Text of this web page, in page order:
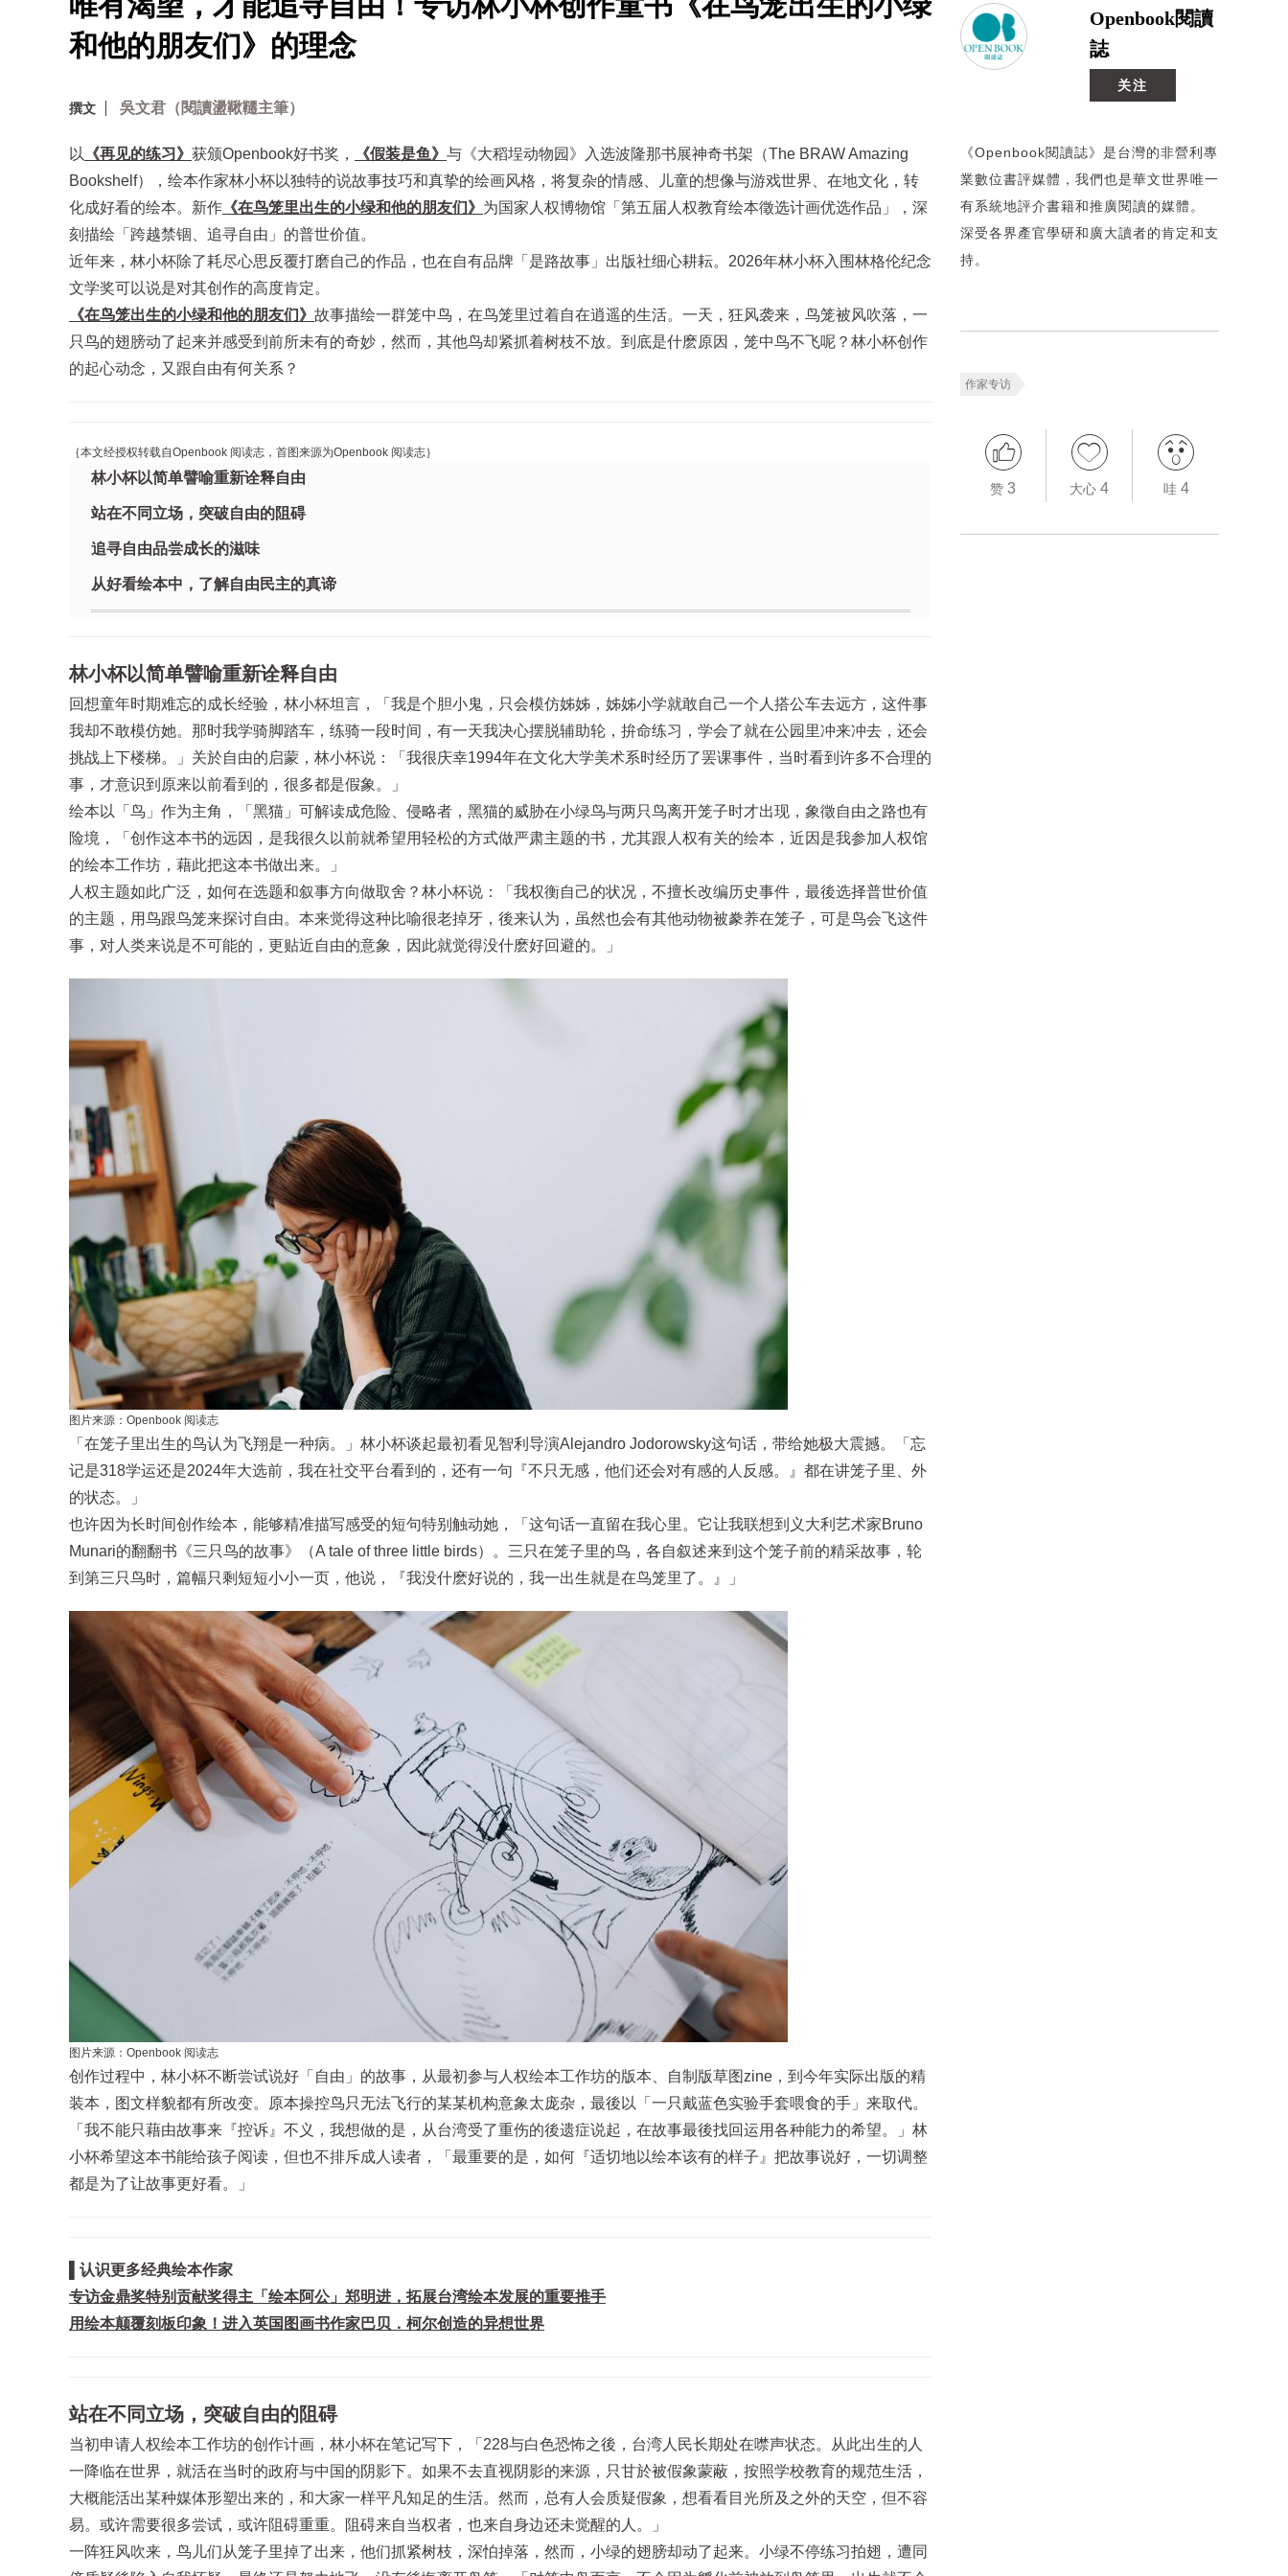
和他的朋友们》的理念
撰文 吳文君（閱讀盪鞦韆主筆）
以 《再见的练习》 获颁Openbook好书奖， 《假装是鱼》 与《大稻埕动物园》入选波隆那书展神奇书架（The BRAW Amazing
Bookshelf），绘本作家林小杯以独特的说故事技巧和真挚的绘画风格，将复杂的情感、儿童的想像与游戏世界、在地文化，转
化成好看的绘本。新作 《在鸟笼里出生的小绿和他的朋友们》 为国家人权博物馆「第五届人权教育绘本徵选计画优选作品」，深
刻描绘「跨越禁锢、追寻自由」的普世价值。
近年来，林小杯除了耗尽心思反覆打磨自己的作品，也在自有品牌「是路故事」出版社细心耕耘。2026年林小杯入围林格伦纪念
文学奖可以说是对其创作的高度肯定。
《在鸟笼出生的小绿和他的朋友们》 故事描绘一群笼中鸟，在鸟笼里过着自在逍遥的生活。一天，狂风袭来，鸟笼被风吹落，一
只鸟的翅膀动了起来并感受到前所未有的奇妙，然而，其他鸟却紧抓着树枝不放。到底是什麽原因，笼中鸟不飞呢？林小杯创作
的起心动念，又跟自由有何关系？
｛本文经授权转载自Openbook 阅读志，首图来源为Openbook 阅读志｝
林小杯以简单譬喻重新诠释自由
站在不同立场，突破自由的阻碍
追寻自由品尝成长的滋味
从好看绘本中，了解自由民主的真谛
林小杯以简单譬喻重新诠释自由
回想童年时期难忘的成长经验，林小杯坦言，「我是个胆小鬼，只会模仿姊姊，姊姊小学就敢自己一个人搭公车去远方，这件事
我却不敢模仿她。那时我学骑脚踏车，练骑一段时间，有一天我决心摆脱辅助轮，拚命练习，学会了就在公园里冲来冲去，还会
挑战上下楼梯。」关於自由的启蒙，林小杯说：「我很庆幸1994年在文化大学美术系时经历了罢课事件，当时看到许多不合理的
事，才意识到原来以前看到的，很多都是假象。」
绘本以「鸟」作为主角，「黑猫」可解读成危险、侵略者，黑猫的威胁在小绿鸟与两只鸟离开笼子时才出现，象徵自由之路也有
险境，「创作这本书的远因，是我很久以前就希望用轻松的方式做严肃主题的书，尤其跟人权有关的绘本，近因是我参加人权馆
的绘本工作坊，藉此把这本书做出来。」
人权主题如此广泛，如何在选题和叙事方向做取舍？林小杯说：「我权衡自己的状况，不擅长改编历史事件，最後选择普世价值
的主题，用鸟跟鸟笼来探讨自由。本来觉得这种比喻很老掉牙，後来认为，虽然也会有其他动物被豢养在笼子，可是鸟会飞这件
事，对人类来说是不可能的，更贴近自由的意象，因此就觉得没什麽好回避的。」
图片来源：Openbook 阅读志
「在笼子里出生的鸟认为飞翔是一种病。」林小杯谈起最初看见智利导演Alejandro Jodorowsky这句话，带给她极大震撼。「忘
记是318学运还是2024年大选前，我在社交平台看到的，还有一句『不只无感，他们还会对有感的人反感。』都在讲笼子里、外
的状态。」
也许因为长时间创作绘本，能够精准描写感受的短句特别触动她，「这句话一直留在我心里。它让我联想到义大利艺术家Bruno
Munari的翻翻书《三只鸟的故事》（A tale of three little birds）。三只在笼子里的鸟，各自叙述来到这个笼子前的精采故事，轮
到第三只鸟时，篇幅只剩短短小小一页，他说，『我没什麽好说的，我一出生就是在鸟笼里了。』」
图片来源：Openbook 阅读志
创作过程中，林小杯不断尝试说好「自由」的故事，从最初参与人权绘本工作坊的版本、自制版草图zine，到今年实际出版的精
装本，图文样貌都有所改变。原本操控鸟只无法飞行的某某机构意象太庞杂，最後以「一只戴蓝色实验手套喂食的手」来取代。
「我不能只藉由故事来『控诉』不义，我想做的是，从台湾受了重伤的後遗症说起，在故事最後找回运用各种能力的希望。」林
小杯希望这本书能给孩子阅读，但也不排斥成人读者，「最重要的是，如何『适切地以绘本该有的样子』把故事说好，一切调整
都是为了让故事更好看。」
▌认识更多经典绘本作家
专访金鼎奖特别贡献奖得主「绘本阿公」郑明进，拓展台湾绘本发展的重要推手
用绘本颠覆刻板印象！进入英国图画书作家巴贝．柯尔创造的异想世界
站在不同立场，突破自由的阻碍
当初申请人权绘本工作坊的创作计画，林小杯在笔记写下，「228与白色恐怖之後，台湾人民长期处在噤声状态。从此出生的人
一降临在世界，就活在当时的政府与中国的阴影下。如果不去直视阴影的来源，只甘於被假象蒙蔽，按照学校教育的规范生活，
大概能活出某种媒体形塑出来的，和大家一样平凡知足的生活。然而，总有人会质疑假象，想看看目光所及之外的天空，但不容
易。或许需要很多尝试，或许阻碍重重。阻碍来自当权者，也来自身边还未觉醒的人。」
一阵狂风吹来，鸟儿们从笼子里掉了出来，他们抓紧树枝，深怕掉落，然而，小绿的翅膀却动了起来。小绿不停练习拍翅，遭同
Openbook閱讀
誌
关注
《Openbook閱讀誌》是台灣的非營利專
業數位書評媒體，我們也是華文世界唯一
有系統地評介書籍和推廣閱讀的媒體。
深受各界產官學研和廣大讀者的肯定和支
持。
作家专访
赞 3 大心 4 哇 4